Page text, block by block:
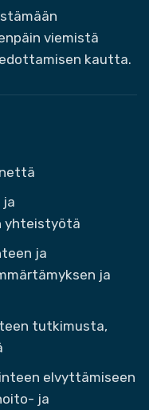
viemistä
kautta.
ja
yhteistyötä
ja
ja
tutkimusta,
elvyttämiseen
ja